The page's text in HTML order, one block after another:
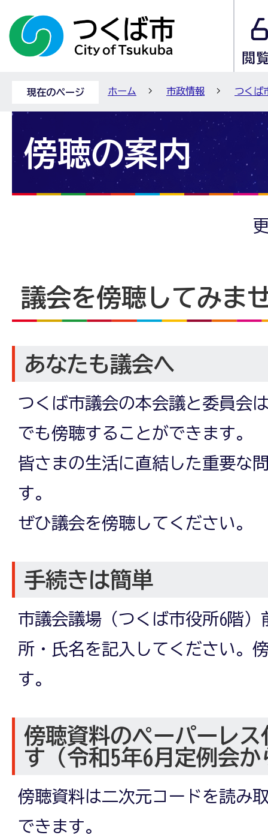
現在のページ ホーム 市政情報 つくば
傍聴の案内
議会を傍聴してみま
あなたも議会へ
つくば市議会の本会議と委員会
でも傍聴することができます。
皆さまの生活に直結した重要な
す。
ぜひ議会を傍聴してください。
手続きは簡単
市議会議場（つくば市役所6階）
所・氏名を記入してください。
す。
傍聴資料のペーパーレ
す（令和5年6月定例会か
傍聴資料は二次元コードを読み
できます。